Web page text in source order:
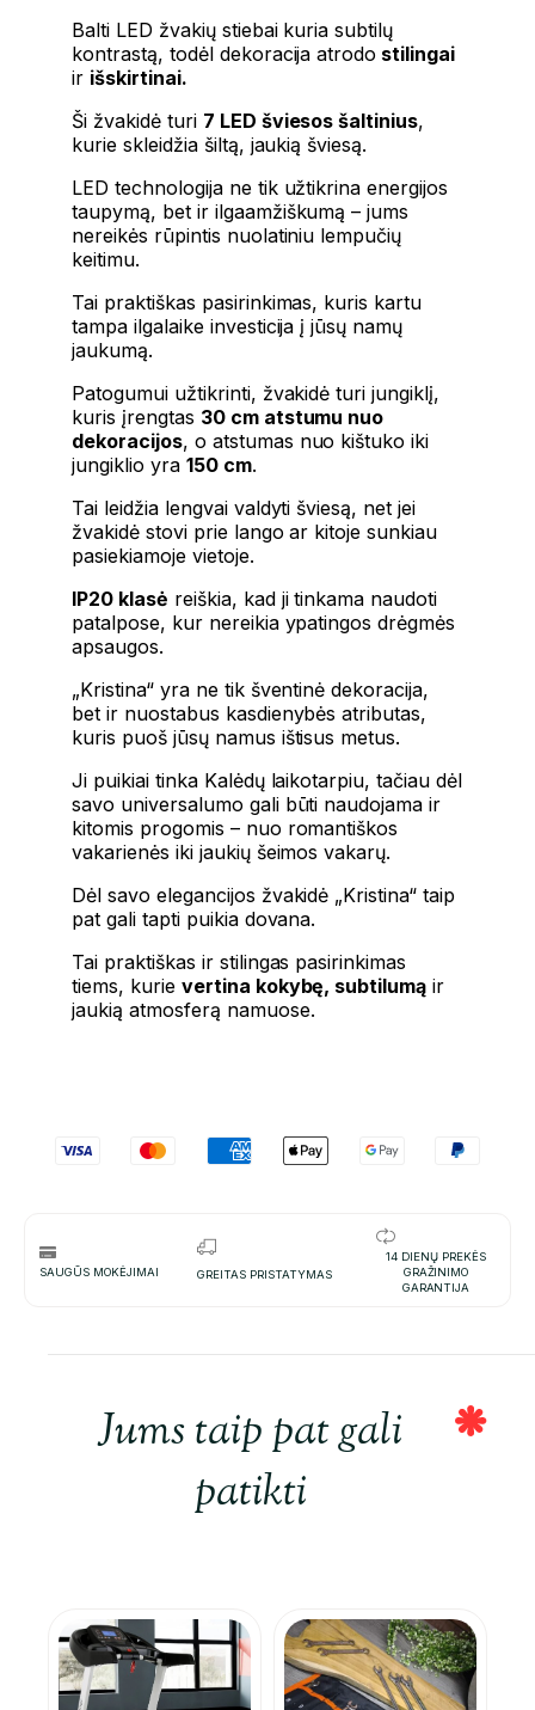
Balti LED žvakių stiebai kuria subtilų
kontrastą, todėl dekoracija atrodo stilingai
ir išskirtinai.
Ši žvakidė turi 7 LED šviesos šaltinius,
kurie skleidžia šiltą, jaukią šviesą.
LED technologija ne tik užtikrina energijos
taupymą, bet ir ilgaamžiškumą – jums
nereikės rūpintis nuolatiniu lempučių
keitimu.
Tai praktiškas pasirinkimas, kuris kartu
tampa ilgalaike investicija į jūsų namų
jaukumą.
Patogumui užtikrinti, žvakidė turi jungiklį,
kuris įrengtas 30 cm atstumu nuo
dekoracijos, o atstumas nuo kištuko iki
jungiklio yra 150 cm.
Tai leidžia lengvai valdyti šviesą, net jei
žvakidė stovi prie lango ar kitoje sunkiau
pasiekiamoje vietoje.
IP20 klasė reiškia, kad ji tinkama naudoti
patalpose, kur nereikia ypatingos drėgmės
apsaugos.
„Kristina“ yra ne tik šventinė dekoracija,
bet ir nuostabus kasdienybės atributas,
kuris puoš jūsų namus ištisus metus.
Ji puikiai tinka Kalėdų laikotarpiu, tačiau dėl
savo universalumo gali būti naudojama ir
kitomis progomis – nuo romantiškos
vakarienės iki jaukių šeimos vakarų.
Dėl savo elegancijos žvakidė „Kristina“ taip
pat gali tapti puikia dovana.
Tai praktiškas ir stilingas pasirinkimas
tiems, kurie vertina kokybę, subtilumą ir
jaukią atmosferą namuose.
SAUGŪS MOKĖJIMAI GREITAS PRISTATYMAS
14 DIENŲ PREKĖS
GRAŽINIMO
GARANTIJA
Jums taip pat gali
patikti